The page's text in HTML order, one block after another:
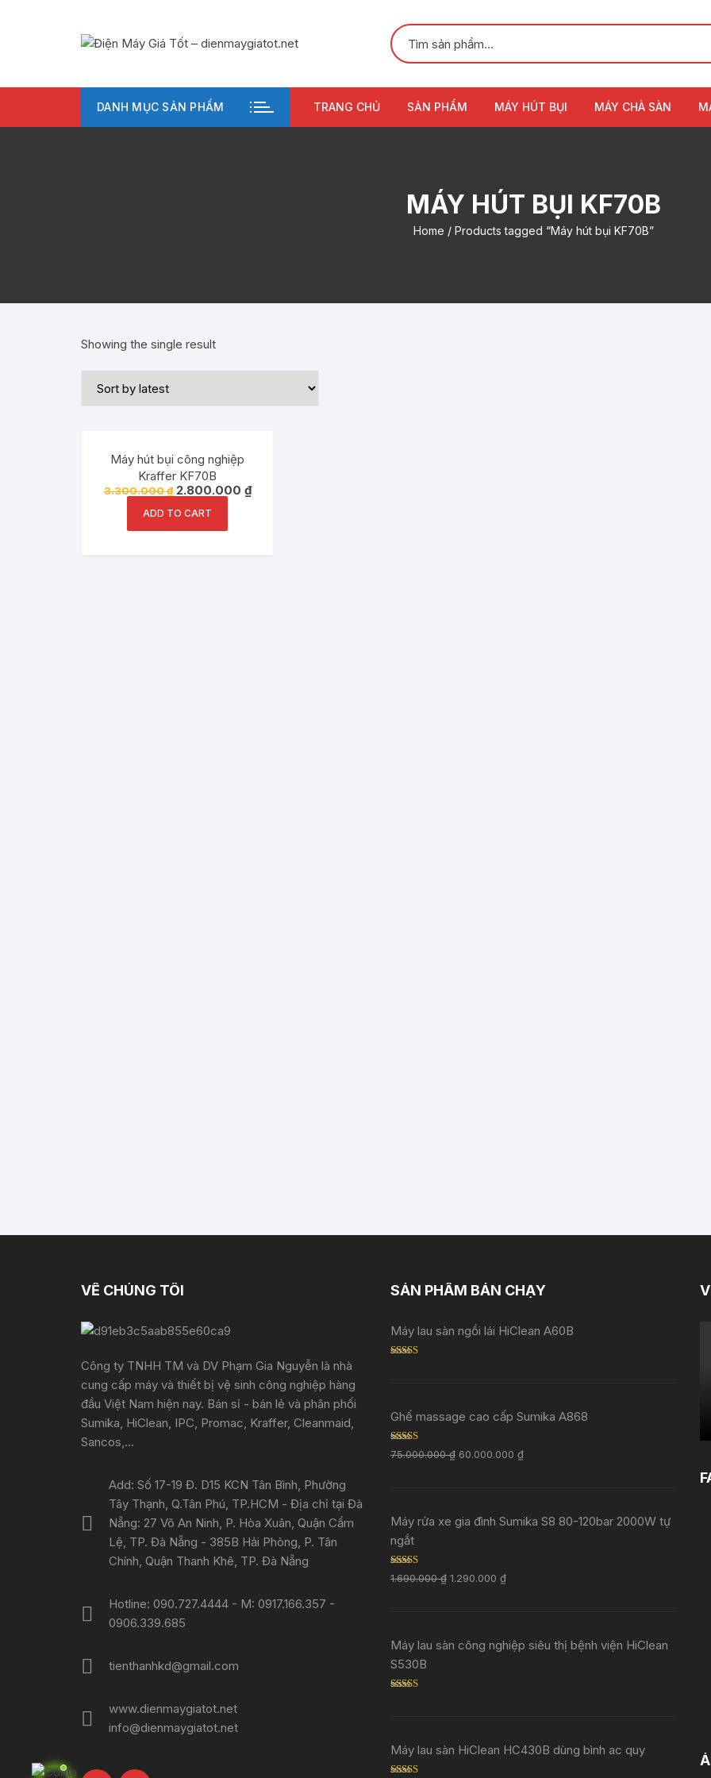
DANH MỤC SẢN PHẨM TRANG CHỦ SẢN PHẨM MÁY HÚT BỤI MÁY CHÀ SÀN
MÁY HÚT BỤI KF70B
Home / Products tagged “Máy hút bụi KF70B”
Showing the single result
Máy hút bụi công nghiệp
Kraffer KF70B
3.300.000₫ 2.800.000 ₫
ADD TO CART
VỀ CHÚNG TÔI
Công ty TNHH TM và DV Phạm Gia Nguyễn là nhà
cung cấp máy và thiết bị vệ sinh công nghiệp hàng
đầu Việt Nam hiện nay. Bán sỉ - bán lẻ và phân phối
Sumika, HiClean, IPC, Promac, Kraffer, Cleanmaid,
Sancos,...
Add: Số 17-19 Đ. D15 KCN Tân Bình, Phường
Tây Thạnh, Q.Tân Phú, TP.HCM - Địa chỉ tại Đà
Nẵng: 27 Võ An Ninh, P. Hòa Xuân, Quận Cẩm
Lệ, TP. Đà Nẵng - 385B Hải Phòng, P. Tân
Chính, Quận Thanh Khê, TP. Đà Nẵng
Hotline: 090.727.4444 - M: 0917.166.357 -
0906.339.685
tienthanhkd@gmail.com
www.dienmaygiatot.net
info@dienmaygiatot.net
SẢN PHẨM BÁN CHẠY
Máy lau sàn ngồi lái HiClean A60B
Ghế massage cao cấp Sumika A868
Rated5.00
out of 5
75.000.000₫ 60.000.000 ₫
Máy rửa xe gia đình Sumika S8 80-120bar 2000W tự
ngắt
Rated 5.00
out of 5
1.690.000₫ 1.290.000 ₫
Máy lau sàn công nghiệp siêu thị bệnh viện HiClean
S530B
Máy lau sàn HiClean HC430B dùng bình ac quy